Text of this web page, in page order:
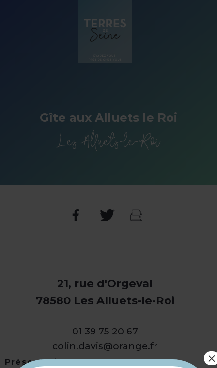
Gîte aux Alluets le Roi
Les Alluets-le-Roi
21, rue d'Orgeval
78580 Les Alluets-le-Roi
01 39 75 20 67
colin.davis@orange.fr
Présentation ×